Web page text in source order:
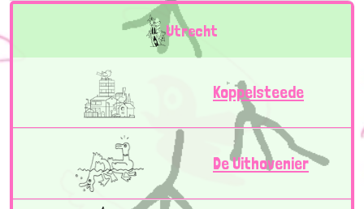
Utrecht
Koppelsteede
De Uithovenier